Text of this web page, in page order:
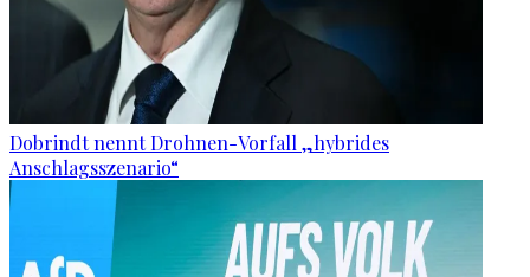
Dobrindt nennt Drohnen-Vorfall „hybrides
Anschlagsszenario“